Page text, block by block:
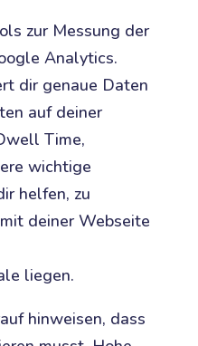
zur Messung der
Analytics.
dir genaue Daten
auf deiner
Time,
wichtige
helfen, zu
deiner Webseite
liegen.
hinweisen, dass